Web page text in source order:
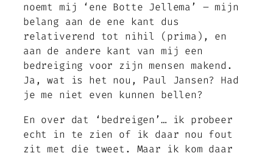
noemt mij ‘ene Botte Jellema’ – mijn
belang aan de ene kant dus
relativerend tot nihil (prima), en
aan de andere kant van mij een
bedreiging voor zijn mensen makend.
Ja, wat is het nou, Paul Jansen? Had
je me niet even kunnen bellen?
En over dat ‘bedreigen’… ik probeer
echt in te zien of ik daar nou fout
zit met die tweet. Maar ik kom daar